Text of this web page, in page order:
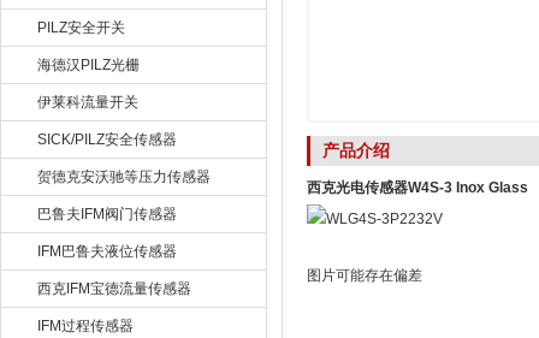
PILZ安全开关
海德汉PILZ光栅
伊莱科流量开关
SICK/PILZ安全传感器
贺德克安沃驰等压力传感器
巴鲁夫IFM阀门传感器
IFM巴鲁夫液位传感器
西克IFM宝德流量传感器
IFM过程传感器
产品介绍
西克光电传感器W4S-3 Inox Glass
图片可能存在偏差